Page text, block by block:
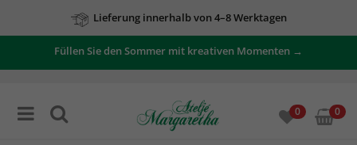
Lieferung innerhalb von 4–8 Werktagen
Füllen Sie den Sommer mit kreativen Momenten →
0 0